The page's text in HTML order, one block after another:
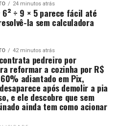
24 minutos atrás
6² ÷ 9 × 5 parece fácil até
la sem calculadora
42 minutos atrás
pedreiro por
reformar a cozinha por R$
adiantado em Pix,
após demolir a pia
e ele descobre que sem
ainda tem como acionar